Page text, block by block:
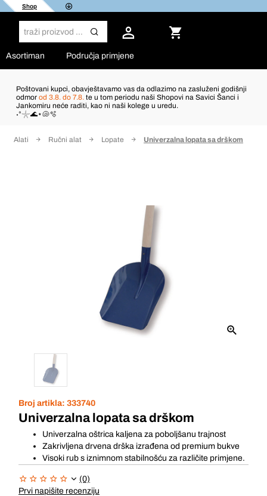
Shop
Asortiman Područja primjene
Poštovani kupci, obavještavamo vas da odlazimo na zasluženi godišnji
odmor od 3.8. do 7.8. te u tom periodu naši Shopovi na Savici Šanci i
Jankomiru neće raditi, kao ni naši kolege u uredu.
˖°𓇼🌊⋆🐚🫧
Alati Ručni alat Lopate Univerzalna lopata sa drškom
Broj artikla: 333740
Univerzalna lopata sa drškom
Univerzalna oštrica kaljena za poboljšanu trajnost
Zakrivljena drvena drška izrađena od premium bukve
Visoki rub s iznimnom stabilnošću za različite primjene.
(0)
Prvi napišite recenziju